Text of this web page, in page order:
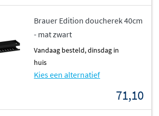
Brauer Edition doucherek 40cm
- mat zwart
vandaag besteld, dinsdag in
huis
Kies een alternatief
71,10